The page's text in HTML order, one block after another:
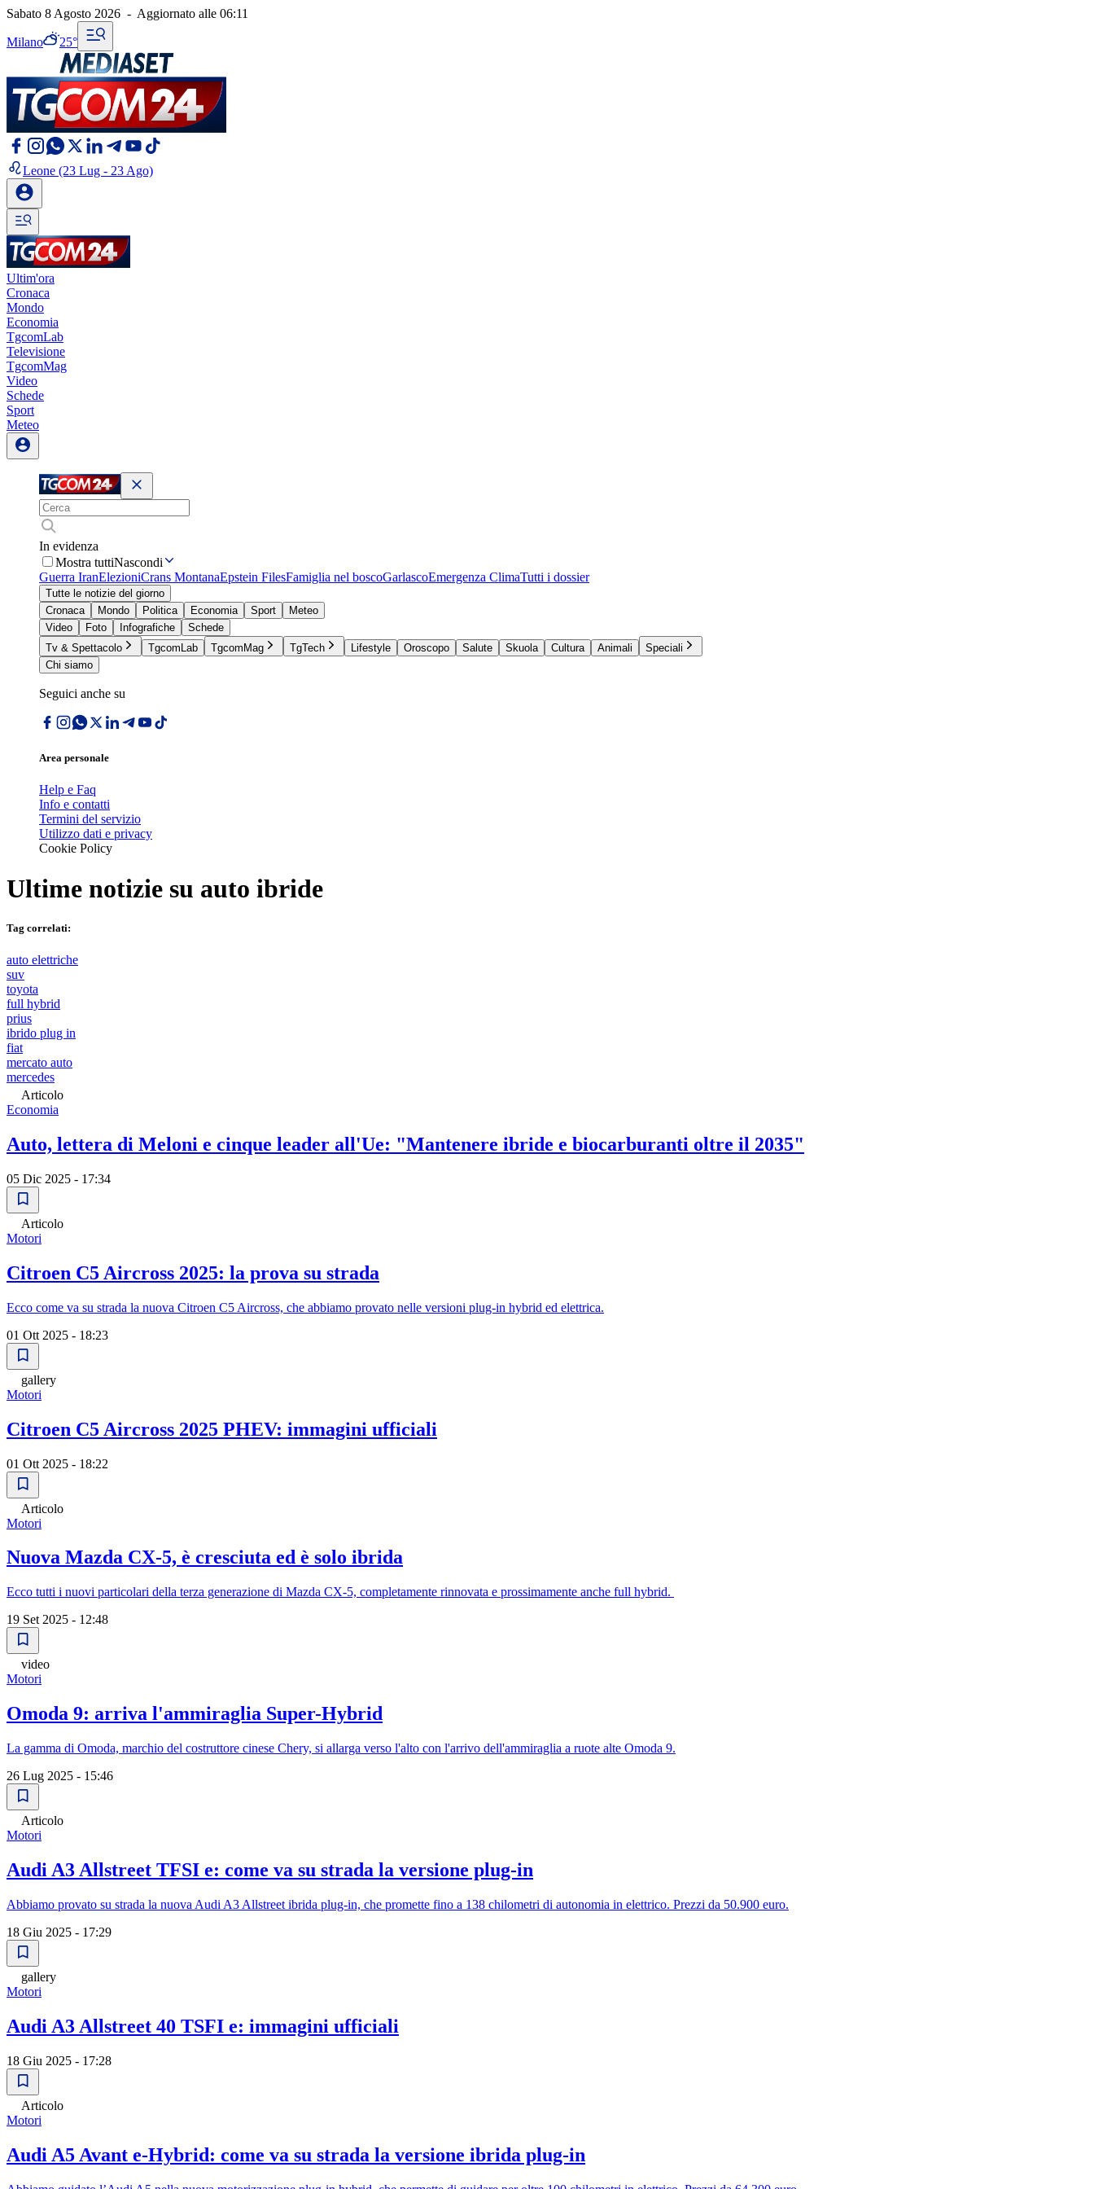
Sabato 8 Agosto 2026 - Aggiornato alle 06:11
Milano 25°
Leone (23 Lug - 23 Ago)
Ultim'ora
Cronaca
Mondo
Economia
TgcomLab
Televisione
TgcomMag
Video
Schede
Sport
Meteo
In evidenza
Mostra tuttiNascondi
Guerra IranElezioniCrans MontanaEpstein FilesFamiglia nel boscoGarlascoEmergenza ClimaTutti i dossier
Tutte le notizie del giorno
Cronaca
Mondo Politica Economia Sport
Meteo
Video
Foto Infografiche
Schede
Tv & Spettacolo
TgcomLab TgcomMag TgTech Lifestyle Oroscopo Salute Skuola Cultura Animali
Speciali
Chi siamo
Seguici anche su
Area personale
Help e Faq
Info e contatti
Termini del servizio
Utilizzo dati e privacy
Cookie Policy
Ultime notizie su auto ibride
Tag correlati:
auto elettriche
suv
toyota
full hybrid
prius
ibrido plug in
fiat
mercato auto
mercedes
Articolo
Economia
Auto, lettera di Meloni e cinque leader all'Ue: "Mantenere ibride e biocarburanti oltre il 2035"
05 Dic 2025 - 17:34
Articolo
Motori
Citroen C5 Aircross 2025: la prova su strada
Ecco come va su strada la nuova Citroen C5 Aircross, che abbiamo provato nelle versioni plug-in hybrid ed elettrica.
01 Ott 2025 - 18:23
gallery
Motori
Citroen C5 Aircross 2025 PHEV: immagini ufficiali
01 Ott 2025 - 18:22
Articolo
Motori
Nuova Mazda CX-5, è cresciuta ed è solo ibrida
Ecco tutti i nuovi particolari della terza generazione di Mazda CX-5, completamente rinnovata e prossimamente anche full hybrid.
19 Set 2025 - 12:48
video
Motori
Omoda 9: arriva l'ammiraglia Super-Hybrid
La gamma di Omoda, marchio del costruttore cinese Chery, si allarga verso l'alto con l'arrivo dell'ammiraglia a ruote alte Omoda 9.
26 Lug 2025 - 15:46
Articolo
Motori
Audi A3 Allstreet TFSI e: come va su strada la versione plug-in
Abbiamo provato su strada la nuova Audi A3 Allstreet ibrida plug-in, che promette fino a 138 chilometri di autonomia in elettrico. Prezzi da 50.900 euro.
18 Giu 2025 - 17:29
gallery
Motori
Audi A3 Allstreet 40 TSFI e: immagini ufficiali
18 Giu 2025 - 17:28
Articolo
Motori
Audi A5 Avant e-Hybrid: come va su strada la versione ibrida plug-in